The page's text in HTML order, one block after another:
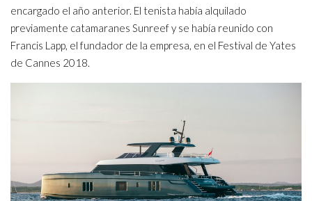
encargado el año anterior. El tenista había alquilado
previamente catamaranes Sunreef y se había reunido con
Francis Lapp, el fundador de la empresa, en el Festival de Yates
de Cannes 2018.